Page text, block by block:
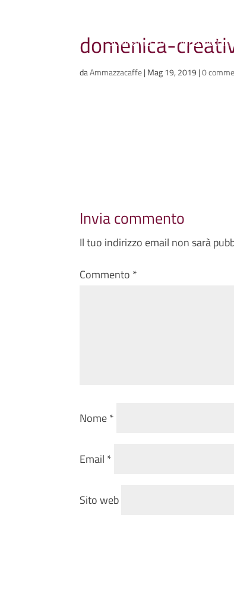
Scriviamo cose,
domenica-
daAmmazzacaffe|Mag 19, 2019 |0
Invia commento
Il tuo indirizzo email non sarà
Commento *
Nome*
Email *
Sito web